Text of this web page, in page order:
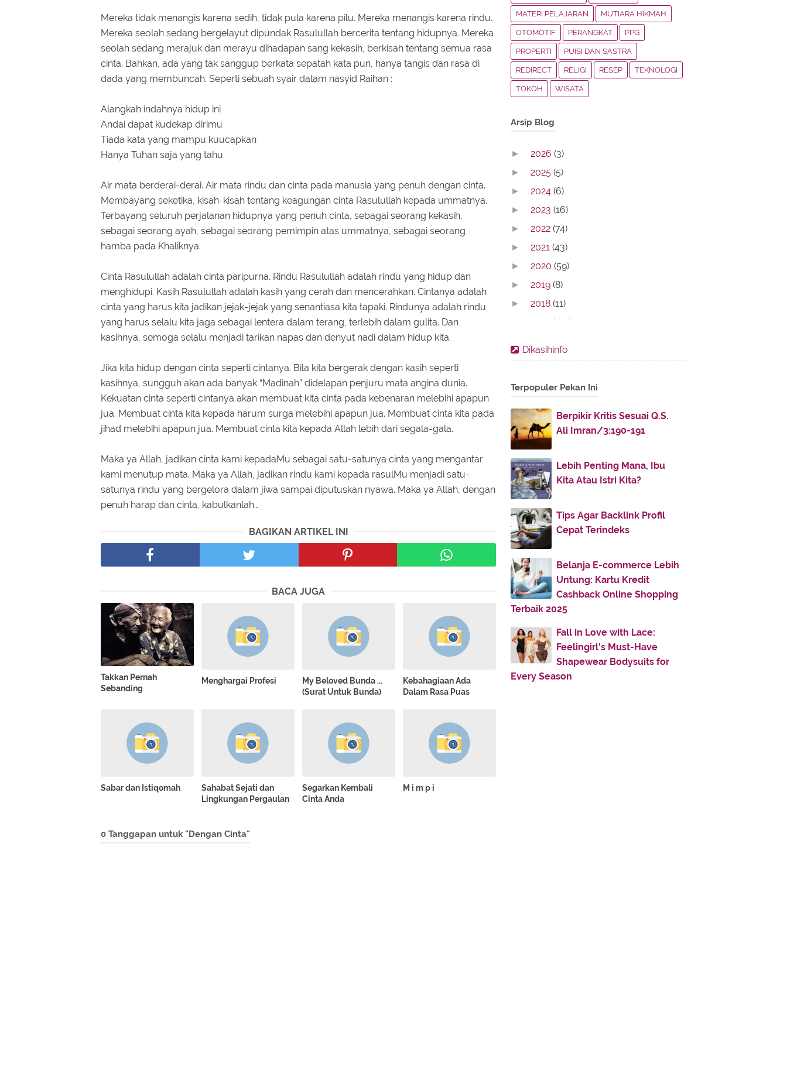
Mereka tidak menangis karena sedih, tidak pula karena pilu. Mereka menangis karena rindu.
Mereka seolah sedang bergelayut dipundak Rasulullah bercerita tentang hidupnya. Mereka
seolah sedang merajuk dan merayu dihadapan sang kekasih, berkisah tentang semua rasa
cinta. Bahkan, ada yang tak sanggup berkata sepatah kata pun, hanya tangis dan rasa di
dada yang membuncah. Seperti sebuah syair dalam nasyid Raihan :
Alangkah indahnya hidup ini
Andai dapat kudekap dirimu
Tiada kata yang mampu kuucapkan
Hanya Tuhan saja yang tahu
Air mata berderai-derai. Air mata rindu dan cinta pada manusia yang penuh dengan cinta.
Membayang seketika, kisah-kisah tentang keagungan cinta Rasulullah kepada ummatnya.
Terbayang seluruh perjalanan hidupnya yang penuh cinta, sebagai seorang kekasih,
sebagai seorang ayah, sebagai seorang pemimpin atas ummatnya, sebagai seorang
hamba pada Khaliknya.
Cinta Rasulullah adalah cinta paripurna. Rindu Rasulullah adalah rindu yang hidup dan
menghidupi. Kasih Rasulullah adalah kasih yang cerah dan mencerahkan. Cintanya adalah
cinta yang harus kita jadikan jejak-jejak yang senantiasa kita tapaki. Rindunya adalah rindu
yang harus selalu kita jaga sebagai lentera dalam terang, terlebih dalam gulita. Dan
kasihnya, semoga selalu menjadi tarikan napas dan denyut nadi dalam hidup kita.
Jika kita hidup dengan cinta seperti cintanya. Bila kita bergerak dengan kasih seperti
kasihnya, sungguh akan ada banyak “Madinah” didelapan penjuru mata angina dunia.
Kekuatan cinta seperti cintanya akan membuat kita cinta pada kebenaran melebihi apapun
jua. Membuat cinta kita kepada harum surga melebihi apapun jua. Membuat cinta kita pada
jihad melebihi apapun jua. Membuat cinta kita kepada Allah lebih dari segala-gala.
Maka ya Allah, jadikan cinta kami kepadaMu sebagai satu-satunya cinta yang mengantar
kami menutup mata. Maka ya Allah, jadikan rindu kami kepada rasulMu menjadi satu-
satunya rindu yang bergelora dalam jiwa sampai diputuskan nyawa. Maka ya Allah, dengan
penuh harap dan cinta, kabulkanlah…
BAGIKAN ARTIKEL INI
BACA JUGA
Takkan Pernah
Sebanding
Menghargai Profesi
My Beloved Bunda ...
(Surat Untuk Bunda)
Kebahagiaan Ada
Dalam Rasa Puas
Sabar dan Istiqomah
Sahabat Sejati dan
Lingkungan Pergaulan
Segarkan Kembali
Cinta Anda
M i m p i
0 Tanggapan untuk "Dengan Cinta"
MATERI PELAJARAN MUTIARA HIKMAH
OTOMOTIF PERANGKAT PPG
PROPERTI PUISI DAN SASTRA
REDIRECT RELIGI RESEP TEKNOLOGI
TOKOH WISATA
Arsip Blog
► 2026 (3)
► 2025 (5)
► 2024 (6)
► 2023 (16)
► 2022 (74)
► 2021 (43)
► 2020 (59)
► 2019 (8)
► 2018 (11)
(142)
► November(32)
► October(4)
► July
► June(38)
► May
► April
► March(52)
▼ February
Hati - hati dengan Doa !
Urbanisasi dan Penyakit Kota
Kesendirian Adalah Himpunan
Duka Cita
Dosa Yang Membukakan Pintu
Surga
Puasa dan Kesehatan Lahir Batin
Kemana Memburu Bahagia?
Dikasihinfo
Terpopuler Pekan Ini
Berpikir Kritis Sesuai Q.S.
Ali Imran/3:190-191
Lebih Penting Mana, Ibu
Kita Atau Istri Kita?
Tips Agar Backlink Profil
Cepat Terindeks
Belanja E-commerce Lebih
Untung: Kartu Kredit
Cashback Online Shopping
Terbaik 2025
Fall in Love with Lace:
Feelingirl's Must-Have
Shapewear Bodysuits for
Every Season